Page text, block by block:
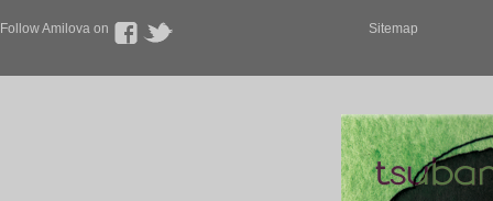
Follow Amilova on Sitemap